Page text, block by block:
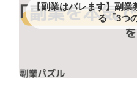
【副業はバレます】副業
る「3つ